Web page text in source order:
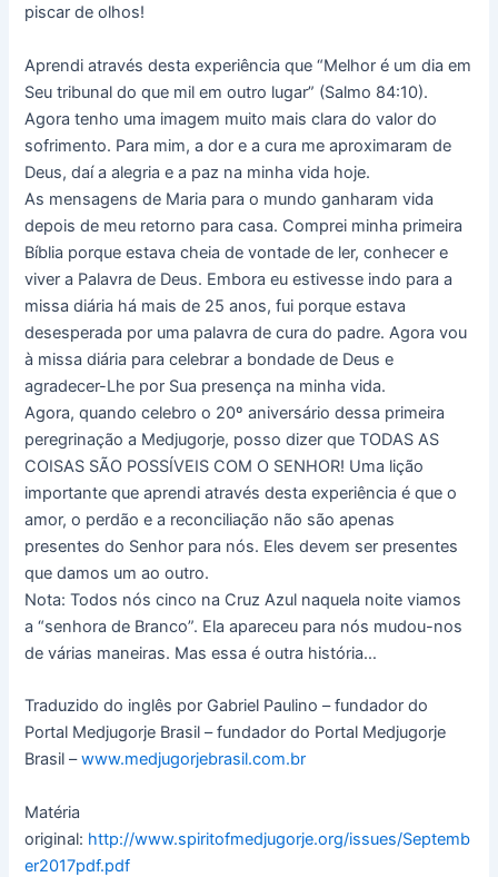
piscar de olhos!
Aprendi através desta experiência que “Melhor é um dia em
Seu tribunal do que mil em outro lugar” (Salmo 84:10).
Agora tenho uma imagem muito mais clara do valor do
sofrimento. Para mim, a dor e a cura me aproximaram de
Deus, daí a alegria e a paz na minha vida hoje.
As mensagens de Maria para o mundo ganharam vida
depois de meu retorno para casa. Comprei minha primeira
Bíblia porque estava cheia de vontade de ler, conhecer e
viver a Palavra de Deus. Embora eu estivesse indo para a
missa diária há mais de 25 anos, fui porque estava
desesperada por uma palavra de cura do padre. Agora vou
à missa diária para celebrar a bondade de Deus e
agradecer-Lhe por Sua presença na minha vida.
Agora, quando celebro o 20º aniversário dessa primeira
peregrinação a Medjugorje, posso dizer que TODAS AS
COISAS SÃO POSSÍVEIS COM O SENHOR! Uma lição
importante que aprendi através desta experiência é que o
amor, o perdão e a reconciliação não são apenas
presentes do Senhor para nós. Eles devem ser presentes
que damos um ao outro.
Nota: Todos nós cinco na Cruz Azul naquela noite viamos
a “senhora de Branco”. Ela apareceu para nós mudou-nos
de várias maneiras. Mas essa é outra história…
Traduzido do inglês por Gabriel Paulino – fundador do
Portal Medjugorje Brasil – fundador do Portal Medjugorje
Brasil –www.medjugorjebrasil.com.br
Matéria
original: http://www.spiritofmedjugorje.org/issues/Septemb
er2017pdf.pdf